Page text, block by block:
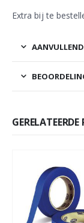
Extra bij te